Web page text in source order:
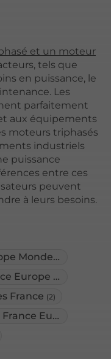
Ventilateur France Europe Monde(2)
Moteur Électrique France Europe Monde
France (2)
Tourelles de Ventilation France Europe
et un moteur
tels que
en puissance, le
Les
parfaitement
aux équipements
moteurs triphasés
industriels
puissance
entre ces
peuvent
à leurs besoins.